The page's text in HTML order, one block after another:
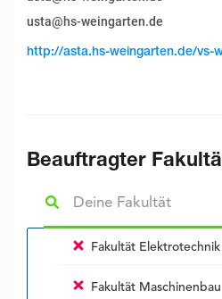
usta@hs-weingarten.de
http://asta.hs-weingarten.de/vs-
Beauftragter
Fakultät
Fakultät Maschinenbau